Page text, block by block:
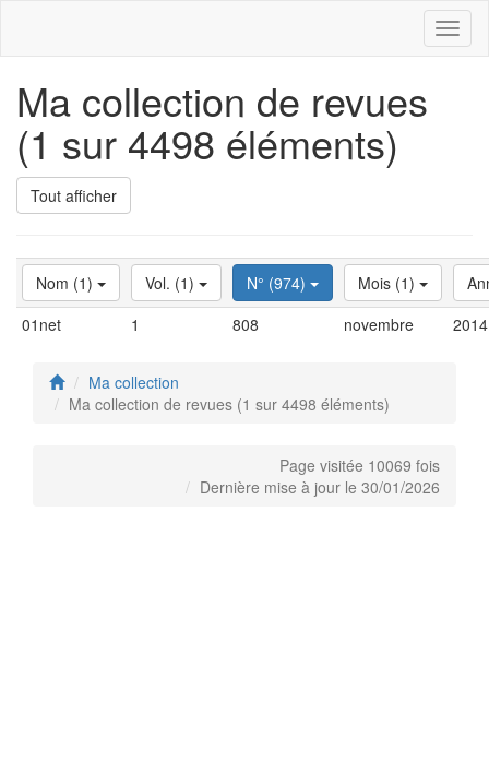
Ma collection de revues
(1 sur 4498 éléments)
Tout afficher
Nom (1) Vol. (1) N° (974) Mois (1)
01net
1 808 novembre 2014
Ma collection
Ma collection de revues (1 sur 4498 éléments)
Page visitée 10069 fois
Dernière mise à jour le 30/01/2026